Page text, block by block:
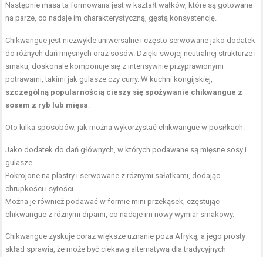
Następnie masa ta formowana jest w kształt wałków, które są gotowane
na parze, co nadaje im charakterystyczną, gęstą konsystencję.
Chikwangue jest niezwykle uniwersalne i często serwowane jako dodatek
do różnych dań mięsnych oraz sosów. Dzięki swojej neutralnej strukturze i
smaku, doskonale komponuje się z intensywnie przyprawionymi
potrawami, takimi jak gulasze czy curry. W kuchni kongijskiej,
szczególną popularnością cieszy się spożywanie chikwangue z
sosem z ryb lub mięsa.
Oto kilka sposobów, jak można wykorzystać chikwangue w posiłkach:
Jako dodatek do dań głównych, w których podawane są mięsne sosy i
gulasze.
Pokrojone na plastry i serwowane z różnymi sałatkami, dodając
chrupkości i sytości.
Można je również podawać w formie mini przekąsek, częstując
chikwangue z różnymi dipami, co nadaje im nowy wymiar smakowy.
Chikwangue zyskuje coraz większe uznanie poza Afryką, a jego prosty
skład sprawia, że może być ciekawą alternatywą dla tradycyjnych